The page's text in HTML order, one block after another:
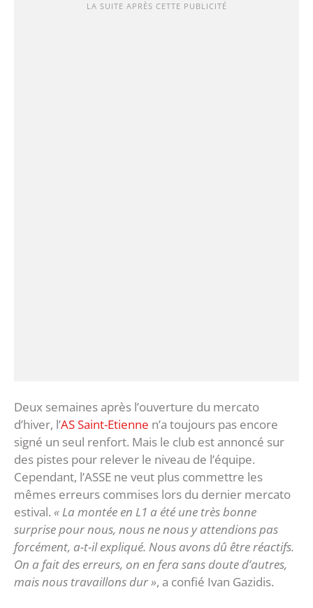
LA SUITE APRÈS CETTE PUBLICITÉ
Deux semaines après l’ouverture du mercato
d’hiver, l’AS Saint-Etienne n’a toujours pas encore
signé un seul renfort. Mais le club est annoncé sur
des pistes pour relever le niveau de l’équipe.
Cependant, l’ASSE ne veut plus commettre les
mêmes erreurs commises lors du dernier mercato
estival. « La montée en L1 a été une très bonne
surprise pour nous, nous ne nous y attendions pas
forcément, a-t-il expliqué. Nous avons dû être réactifs.
On a fait des erreurs, on en fera sans doute d’autres,
mais nous travaillons dur », a confié Ivan Gazidis.